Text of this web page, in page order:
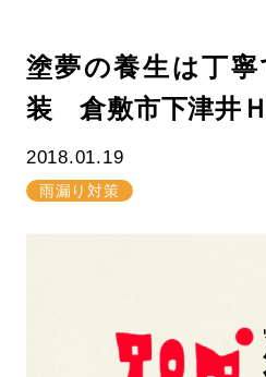
塗夢の養生は丁
装 倉敷市下津井
2018.01.19
雨漏り対策